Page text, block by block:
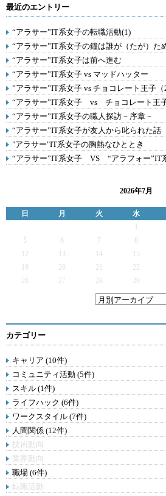
最近のエントリー
“アラサー”IT系女子の転職活動(1)
“アラサー”IT系女子の鐘は誰が（たが）た
“アラサー”IT系女子は前へ進む
“アラサー”IT系女子 vs マッドハッター
”アラサー”IT系女子 vs チョコレート王子（2
“アラサー”IT系女子 vs チョコレート王子
“アラサー”IT系女子の職人探訪－序章－
“アラサー”IT系女子が友人から叱られた話
"アラサー"IT系女子の胸熱なひととき
“アラサー”IT系女子 VS “アラフォー”IT
2026年7月
日 月 火 水
5
6 7
12
13 14 15
19
20 21 22
26
27 28 29
カテゴリー
キャリア (10件)
コミュニティ活動 (5件)
スキル (1件)
ライフハック (6件)
ワークスタイル (7件)
人間関係 (12件)
技術動向
業界動向
職場 (6件)
転職活動